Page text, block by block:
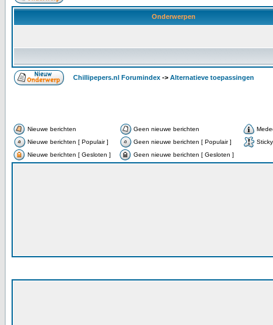
Onderwerpen
Chillipepers.nl Forumindex -> Alternatieve toepassingen
Nieuwe berichten Geen nieuwe berichten
Nieuwe berichten [ Populair ]
Geen nieuwe berichten [ Populair ]
Sticky
Nieuwe berichten [ Gesloten ]
Geen nieuwe berichten [ Gesloten ]